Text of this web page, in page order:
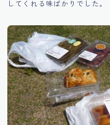
してくれる味ばかりでした。